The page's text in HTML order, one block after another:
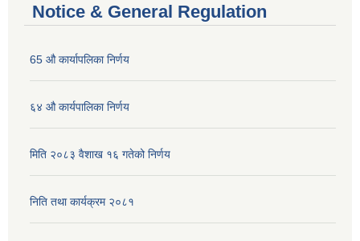
Notice & General Regulation
65 औ कार्यापलिका निर्णय
६४ औ कार्यपालिका निर्णय
मिति २०८३ वैशाख १६ गतेको निर्णय
निति तथा कार्यक्रम २०८१